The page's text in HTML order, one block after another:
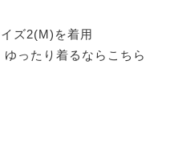
ズ2(M)を着用
ったり着るならこちら